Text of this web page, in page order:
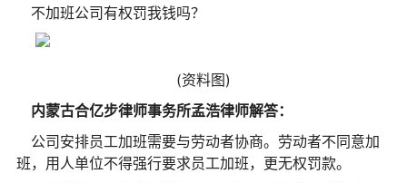
不加班公司有权罚我钱吗？
(资料图)
内蒙古合亿步律师事务所孟浩律师解答：
公司安排员工加班需要与劳动者协商。劳动者不同意加
班，用人单位不得强行要求员工加班，更无权罚款。